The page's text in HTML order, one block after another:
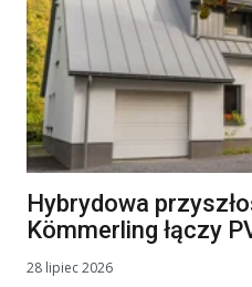
Hybrydowa
Kömmerling łączy
28 lipiec 2026